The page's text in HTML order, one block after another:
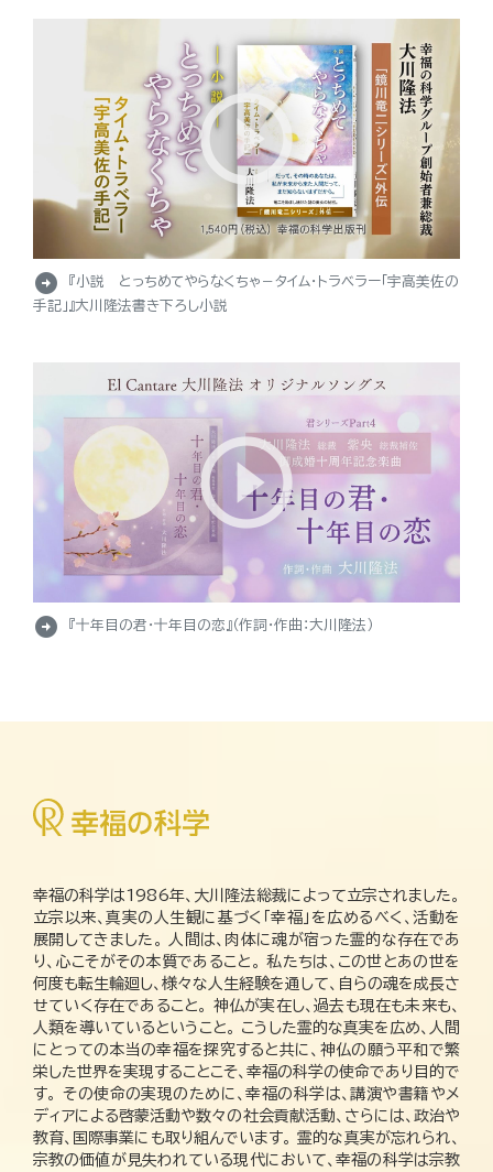
arrow_circle_right
『小説 とっちめてやらなくちゃ－タイム・トラベラー「宇高美佐の
手記」』大川隆法書き下ろし小説
arrow_circle_right 『十年目の君・十年目の恋』（作詞・作曲：大川隆法）
幸福の科学は1986年、大川隆法総裁によって立宗されました。
立宗以来、真実の人生観に基づく「幸福」を広めるべく、活動を
展開してきました。 人間は、肉体に魂が宿った霊的な存在であ
り、心こそがその本質であること。 私たちは、この世とあの世を
何度も転生輪廻し、様々な人生経験を通して、自らの魂を成長さ
せていく存在であること。 神仏が実在し、過去も現在も未来も、
人類を導いているということ。 こうした霊的な真実を広め、人間
にとっての本当の幸福を探究すると共に、神仏の願う平和で繁
栄した世界を実現することこそ、幸福の科学の使命であり目的で
す。 その使命の実現のために、幸福の科学は、講演や書籍やメ
ディアによる啓蒙活動や数々の社会貢献活動、さらには、政治や
教育、国際事業にも取り組んでいます。 霊的な真実が忘れられ、
宗教の価値が見失われている現代において、幸福の科学は宗教